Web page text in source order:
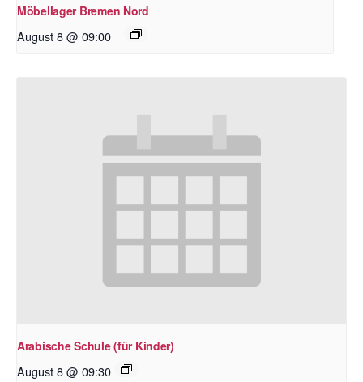
Möbellager Bremen Nord
August 8 @ 09:00
Arabische Schule (für Kinder)
August 8 @ 09:30